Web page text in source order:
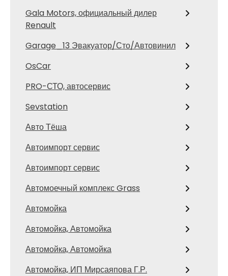
Gala Motors, официальный дилер
Renault
Garage_13 Эвакуатор/Сто/Автовинил
OsCar
PRO-СТО, автосервис
Sevstation
Авто Тёша
Автоимпорт сервис
Автоимпорт сервис
Автомоечный комплекс Grass
Автомойка
Автомойка, Автомойка
Автомойка, Автомойка
Автомойка, ИП Мирсаяпова Г.Р.